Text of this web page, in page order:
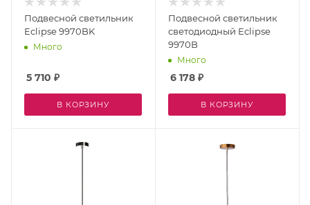
Подвесной светильник
Eclipse 9970BK
Много
5 710 ₽
В КОРЗИНУ
Подвесной светильник
светодиодный Eclipse
9970B
Много
6 178 ₽
В КОРЗИНУ